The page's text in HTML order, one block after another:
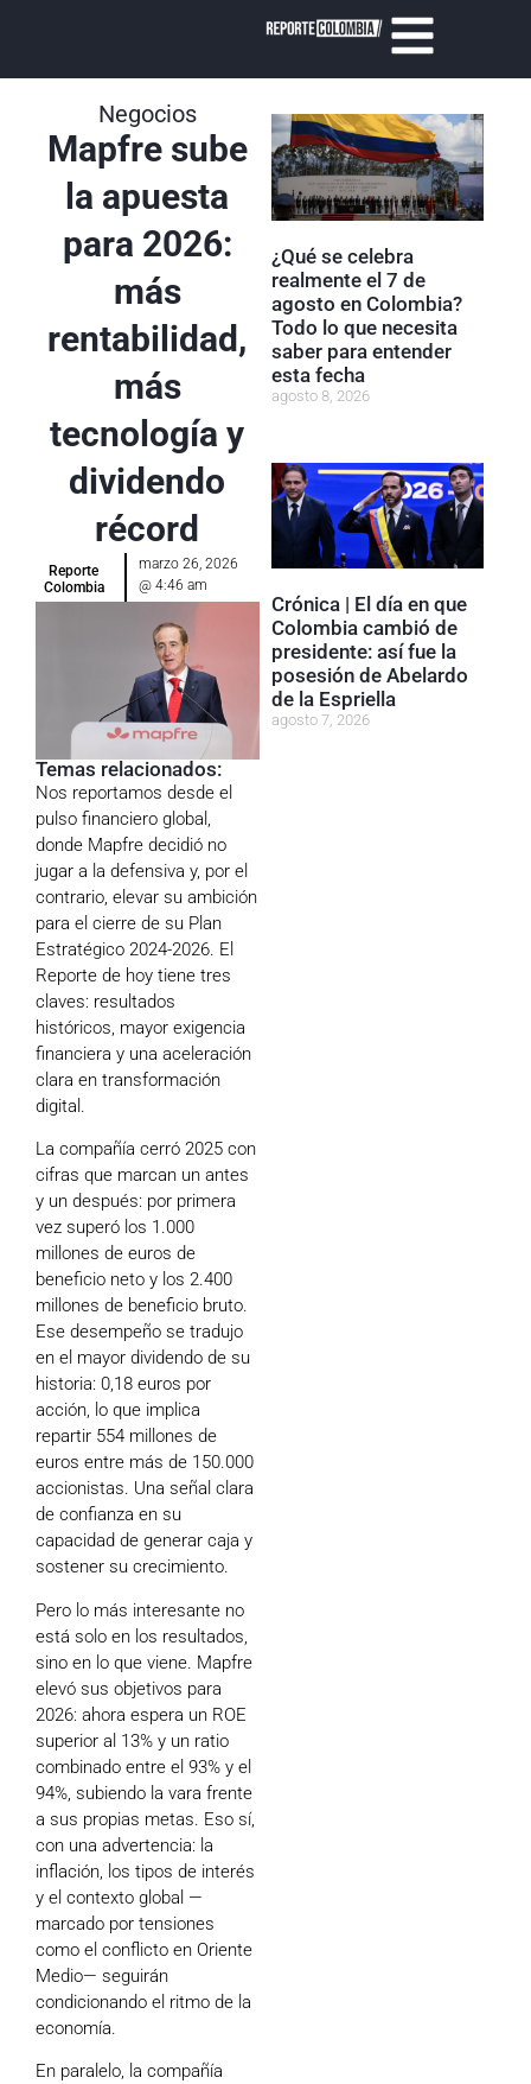
Negocios
Mapfre sube
la apuesta
para 2026:
más
rentabilidad,
más
tecnología y
dividendo
récord
Reporte
Colombia
marzo 26, 2026
@ 4:46 am
Temas relacionados:
Nos reportamos desde el
pulso financiero global,
donde Mapfre decidió no
jugar a la defensiva y, por el
contrario, elevar su ambición
para el cierre de su Plan
Estratégico 2024-2026. El
Reporte de hoy tiene tres
claves: resultados
históricos, mayor exigencia
financiera y una aceleración
clara en transformación
digital.
La compañía cerró 2025 con
cifras que marcan un antes
y un después: por primera
vez superó los 1.000
millones de euros de
beneficio neto y los 2.400
millones de beneficio bruto.
Ese desempeño se tradujo
en el mayor dividendo de su
historia: 0,18 euros por
acción, lo que implica
repartir 554 millones de
euros entre más de 150.000
accionistas. Una señal clara
de confianza en su
capacidad de generar caja y
sostener su crecimiento.
Pero lo más interesante no
está solo en los resultados,
sino en lo que viene. Mapfre
elevó sus objetivos para
2026: ahora espera un ROE
superior al 13% y un ratio
combinado entre el 93% y el
94%, subiendo la vara frente
a sus propias metas. Eso sí,
con una advertencia: la
inflación, los tipos de interés
y el contexto global —
marcado por tensiones
como el conflicto en Oriente
Medio— seguirán
condicionando el ritmo de la
economía.
En paralelo, la compañía
¿Qué se celebra
realmente el 7 de
agosto en Colombia?
Todo lo que necesita
saber para entender
esta fecha
agosto 8, 2026
Crónica | El día en que
Colombia cambió de
presidente: así fue la
posesión de Abelardo
de la Espriella
agosto 7, 2026